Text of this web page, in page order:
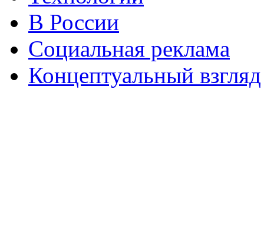
В России
Социальная реклама
Концептуальный взгляд